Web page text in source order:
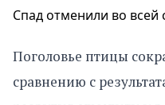
Спад отменили во всей
Поголовье птицы
сравнению с